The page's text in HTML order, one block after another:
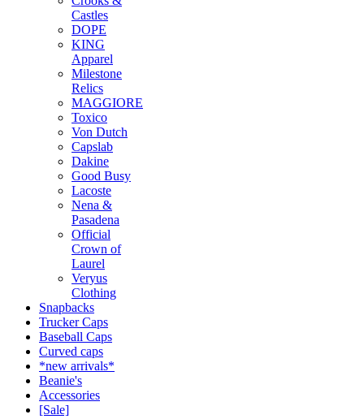
Castles
DOPE
KING
Apparel
Milestone
Relics
MAGGIORE
Toxico
Von Dutch
Capslab
Dakine
Good Busy
Lacoste
Nena &
Pasadena
Official
Crown of
Laurel
Veryus
Clothing
Snapbacks
Trucker Caps
Baseball Caps
Curved caps
*new arrivals*
Beanie's
Accessories
[Sale]